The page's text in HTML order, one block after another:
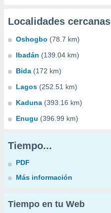
Localidades cercanas
Oshogbo (78.7 km)
Ibadán (139.04 km)
Bida (172 km)
Lagos (252.51 km)
Kaduna (393.16 km)
Enugu (396.99 km)
Tiempo...
PDF
Más información
Tiempo en tu Web